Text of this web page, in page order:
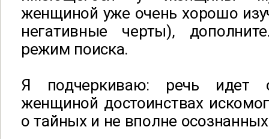
женщиной уже очень хорошо
негативные черты),
режим поиска.
Я подчеркиваю: речь
женщиной достоинствах
о тайных и не вполне